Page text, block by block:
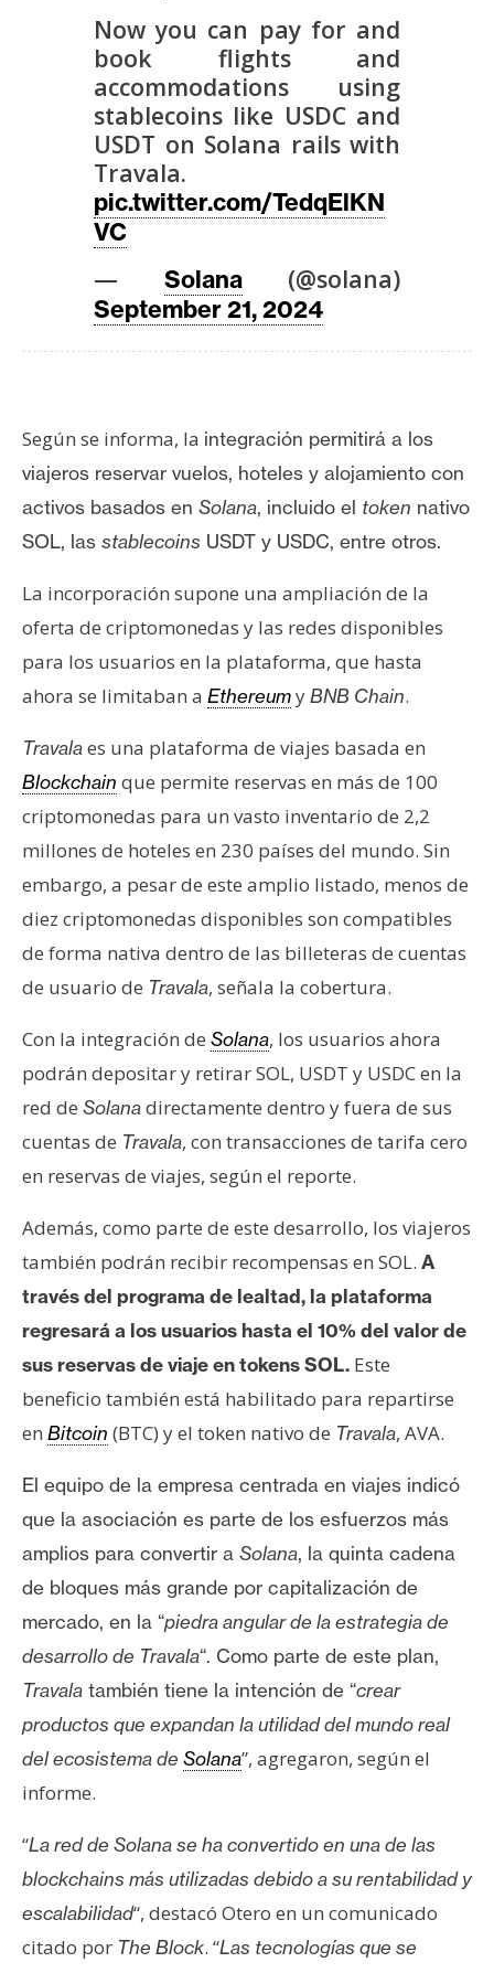
m
o
C
o
n
t
c
t
y
P
b
l
i
d
a
d
Now you can pay for and
book flights and
accommodations using
stablecoins like USDC and
USDT on Solana rails with
Travala.
pic.twitter.com/TedqElKN
VC
— Solana(@solana)
September 21, 2024
Según se informa, la integración permitirá a los
viajeros reservar vuelos, hoteles y alojamiento con
activos basados en Solana, incluido el token nativo
SOL, las stablecoins USDT y USDC, entre otros.
La incorporación supone una ampliación de la
oferta de criptomonedas y las redes disponibles
para los usuarios en la plataforma, que hasta
ahora se limitaban a EthereumyBNB Chain.
Travalaes una plataforma de viajes basada en
Blockchain que permite reservas en más de 100
criptomonedas para un vasto inventario de 2,2
millones de hoteles en 230 países del mundo. Sin
embargo, a pesar de este amplio listado, menos de
diez criptomonedas disponibles son compatibles
de forma nativa dentro de las billeteras de cuentas
de usuario de Travala, señala la cobertura.
Con la integración de Solana, los usuarios ahora
podrán depositar y retirar SOL, USDT y USDC en la
red de Solanadirectamente dentro y fuera de sus
cuentas de Travala, con transacciones de tarifa cero
en reservas de viajes, según el reporte.
Además, como parte de este desarrollo, los viajeros
también podrán recibir recompensas en SOL. A
través del programa de lealtad, la plataforma
regresará a los usuarios hasta el 10% del valor de
sus reservas de viaje en tokens SOL. Este
beneficio también está habilitado para repartirse
en Bitcoin (BTC) y el token nativo de Travala, AVA.
El equipo de la empresa centrada en viajes indicó
que la asociación es parte de los esfuerzos más
amplios para convertir a Solana, la quinta cadena
de bloques más grande por capitalización de
mercado, en la “piedra angular de la estrategia de
desarrollo de Travala“. Como parte de este plan,
Travala también tiene la intención de “crear
productos que expandan la utilidad del mundo real
del ecosistema de Solana”, agregaron, según el
informe.
“La red de Solana se ha convertido en una de las
blockchains más utilizadas debido a su rentabilidad y
escalabilidad“, destacó Otero en un comunicado
citado por The Block. “Las tecnologías que se